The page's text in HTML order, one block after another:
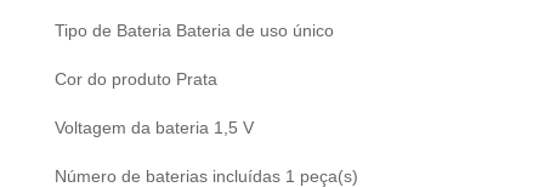
Tipo de Bateria Bateria de uso único
Cor do produto Prata
Voltagem da bateria 1,5 V
Número de baterias incluídas 1 peça(s)